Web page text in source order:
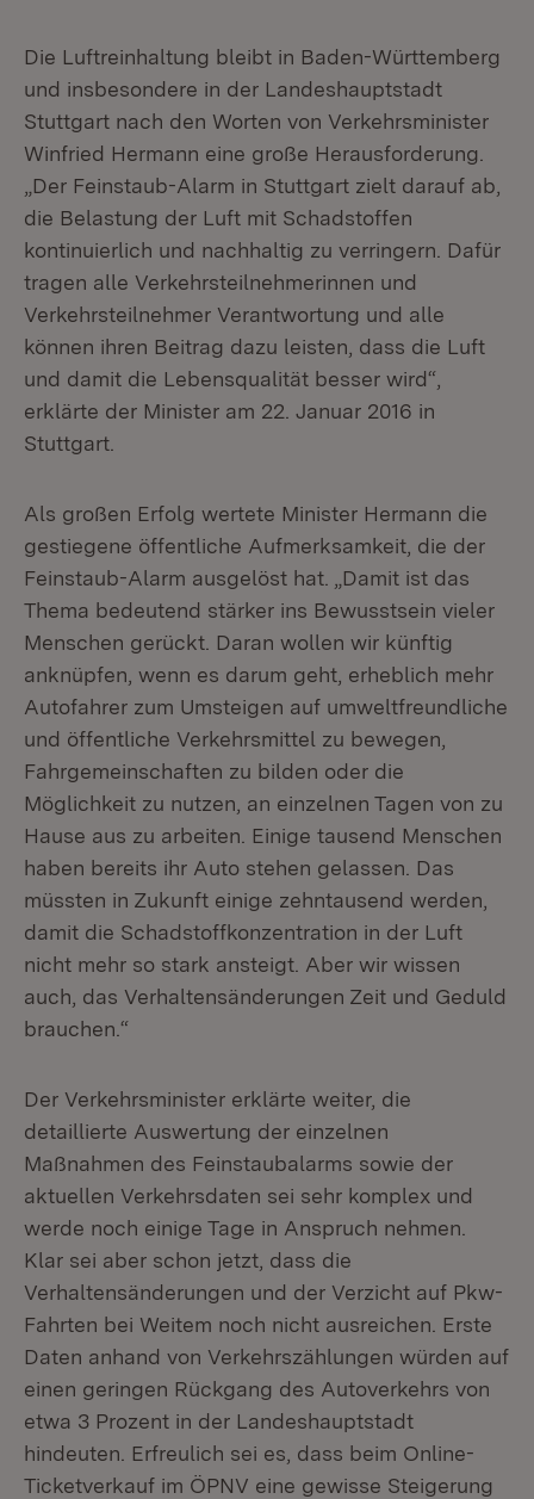
Die Luftreinhaltung bleibt in Baden-Württemberg
und insbesondere in der Landeshauptstadt
Stuttgart nach den Worten von Verkehrsminister
Winfried Hermann eine große Herausforderung.
„Der Feinstaub-Alarm in Stuttgart zielt darauf ab,
die Belastung der Luft mit Schadstoffen
kontinuierlich und nachhaltig zu verringern. Dafür
tragen alle Verkehrsteilnehmerinnen und
Verkehrsteilnehmer Verantwortung und alle
können ihren Beitrag dazu leisten, dass die Luft
und damit die Lebensqualität besser wird“,
erklärte der Minister am 22. Januar 2016 in
Stuttgart.
Als großen Erfolg wertete Minister Hermann die
gestiegene öffentliche Aufmerksamkeit, die der
Feinstaub-Alarm ausgelöst hat. „Damit ist das
Thema bedeutend stärker ins Bewusstsein vieler
Menschen gerückt. Daran wollen wir künftig
anknüpfen, wenn es darum geht, erheblich mehr
Autofahrer zum Umsteigen auf umweltfreundliche
und öffentliche Verkehrsmittel zu bewegen,
Fahrgemeinschaften zu bilden oder die
Möglichkeit zu nutzen, an einzelnen Tagen von zu
Hause aus zu arbeiten. Einige tausend Menschen
haben bereits ihr Auto stehen gelassen. Das
müssten in Zukunft einige zehntausend werden,
damit die Schadstoffkonzentration in der Luft
nicht mehr so stark ansteigt. Aber wir wissen
auch, das Verhaltensänderungen Zeit und Geduld
brauchen.“
Der Verkehrsminister erklärte weiter, die
detaillierte Auswertung der einzelnen
Maßnahmen des Feinstaubalarms sowie der
aktuellen Verkehrsdaten sei sehr komplex und
werde noch einige Tage in Anspruch nehmen.
Klar sei aber schon jetzt, dass die
Verhaltensänderungen und der Verzicht auf Pkw-
Fahrten bei Weitem noch nicht ausreichen. Erste
Daten anhand von Verkehrszählungen würden auf
einen geringen Rückgang des Autoverkehrs von
etwa 3 Prozent in der Landeshauptstadt
hindeuten. Erfreulich sei es, dass beim Online-
Ticketverkauf im ÖPNV eine gewisse Steigerung